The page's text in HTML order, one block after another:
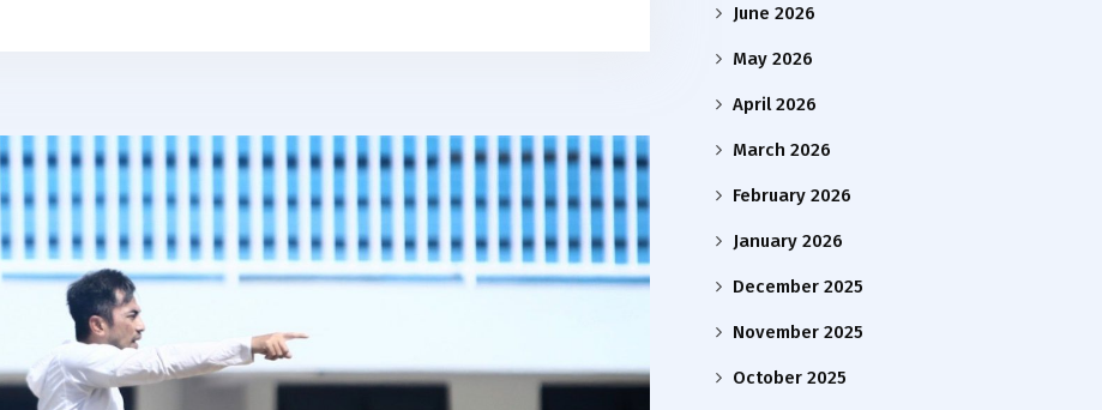
June 2026
May 2026
April 2026
March 2026
February 2026
January 2026
December 2025
November 2025
October 2025